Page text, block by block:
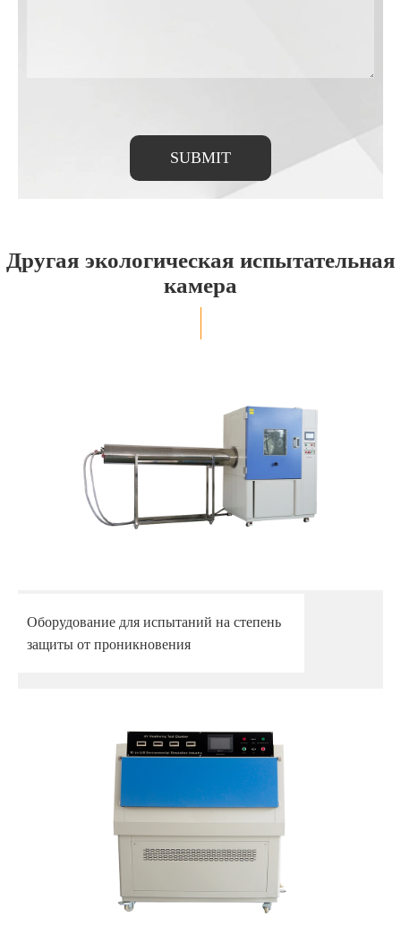
SUBMIT
Другая экологическая испытательная
камера
Оборудование для испытаний на степень
защиты от проникновения